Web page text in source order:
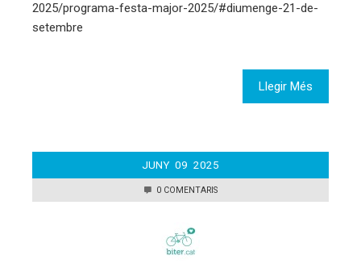
2025/programa-festa-major-2025/#diumenge-21-de-
setembre
Llegir Més
JUNY 09 2025
0 COMENTARIS